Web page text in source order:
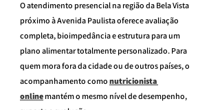
O atendimento presencial na região da Bela Vista
próximo à Avenida Paulista oferece avaliação
completa, bioimpedância e estrutura para um
plano alimentar totalmente personalizado. Para
quem mora fora da cidade ou de outros países, o
acompanhamento como nutricionista
online mantém o mesmo nível de desempenho,